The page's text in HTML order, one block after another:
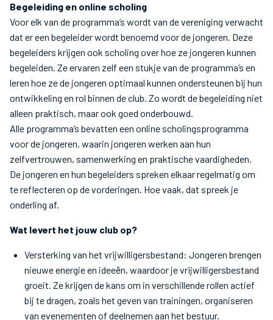
Begeleiding en online scholing
Voor elk van de programma’s wordt van de vereniging verwacht
dat er een begeleider wordt benoemd voor de jongeren. Deze
begeleiders krijgen ook scholing over hoe ze jongeren kunnen
begeleiden. Ze ervaren zelf een stukje van de programma’s en
leren hoe ze de jongeren optimaal kunnen ondersteunen bij hun
ontwikkeling en rol binnen de club. Zo wordt de begeleiding niet
alleen praktisch, maar ook goed onderbouwd.
Alle programma’s bevatten een online scholingsprogramma
voor de jongeren, waarin jongeren werken aan hun
zelfvertrouwen, samenwerking en praktische vaardigheden.
De jongeren en hun begeleiders spreken elkaar regelmatig om
te reflecteren op de vorderingen. Hoe vaak, dat spreek je
onderling af.
Wat levert het jouw club op?
Versterking van het vrijwilligersbestand: Jongeren brengen
nieuwe energie en ideeën, waardoor je vrijwilligersbestand
groeit. Ze krijgen de kans om in verschillende rollen actief
bij te dragen, zoals het geven van trainingen, organiseren
van evenementen of deelnemen aan het bestuur.